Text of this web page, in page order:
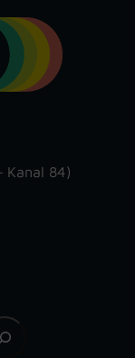
Kanal 84)